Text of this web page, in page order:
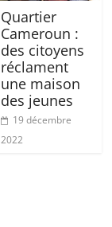
Quartier
Cameroun :
des citoyens
réclament
une maison
des jeunes
19 décembre
2022